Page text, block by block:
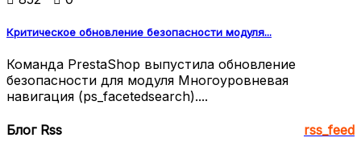
Критическое обновление безопасности модуля...
Команда PrestaShop выпустила обновление
безопасности для модуля Многоуровневая
навигация (ps_facetedsearch)....
Блог Rss rss_feed